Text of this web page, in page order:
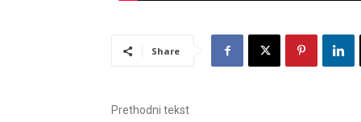
Share
Prethodni tekst